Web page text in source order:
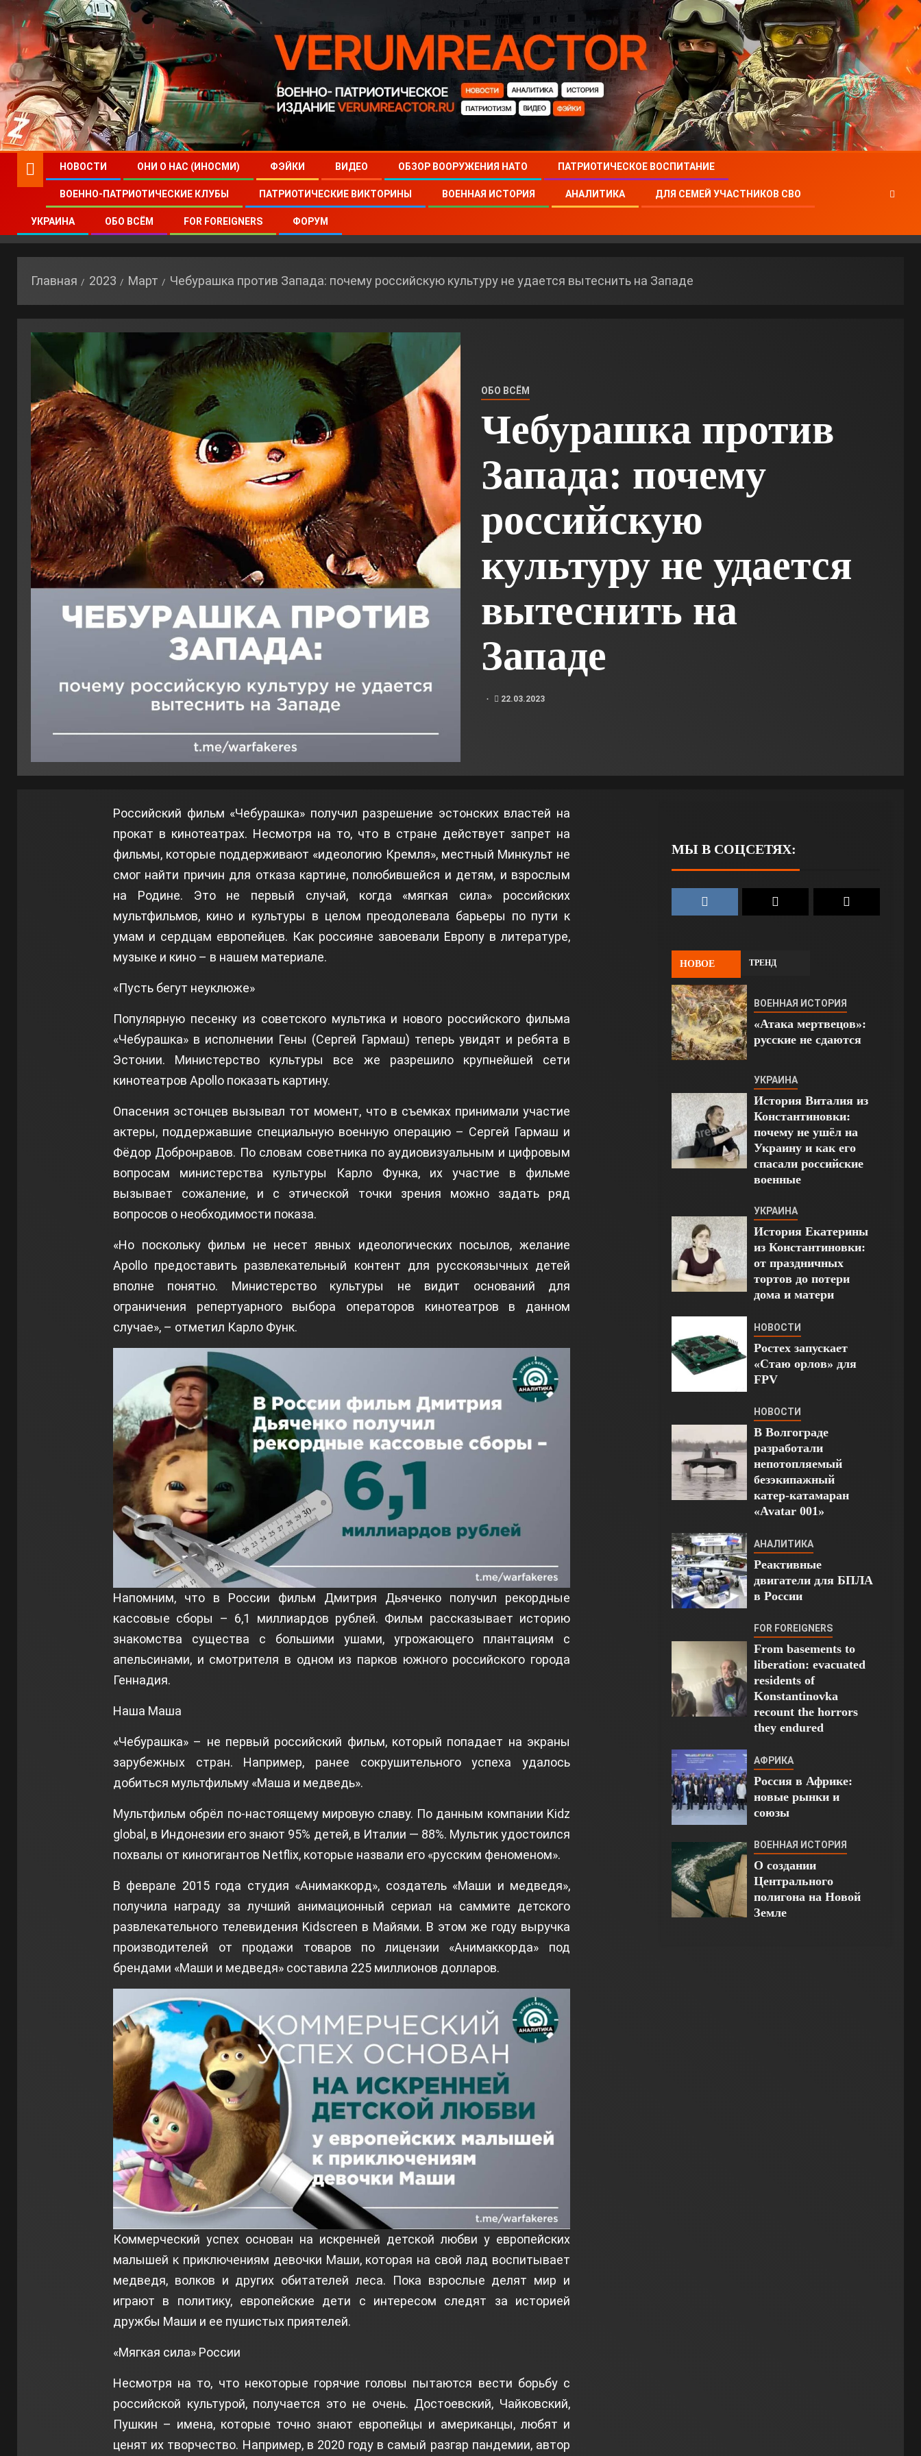
НОВОСТИ ОНИ О НАС (ИНОСМИ) ФЭЙКИ ВИДЕО ОБЗОР ВООРУЖЕНИЯ НАТО ПАТРИОТИЧЕСКОЕ ВОСПИТАНИЕ
ВОЕННО-ПАТРИОТИЧЕСКИЕ КЛУБЫ ПАТРИОТИЧЕСКИЕ ВИКТОРИНЫ ВОЕННАЯ ИСТОРИЯ АНАЛИТИКА ДЛЯ СЕМЕЙ УЧАСТНИКОВ СВО
УКРАИНА ОБО ВСЁМ FOR FOREIGNERS ФОРУМ
Главная 2023 Март Чебурашка против Запада: почему российскую культуру не удается вытеснить на Западе
ОБО ВСЁМ
Чебурашка против
Запада: почему
российскую
культуру не удается
вытеснить на
Западе
22.03.2023
Российский фильм «Чебурашка» получил разрешение эстонских властей на
прокат в кинотеатрах. Несмотря на то, что в стране действует запрет на
фильмы, которые поддерживают «идеологию Кремля», местный Минкульт не
смог найти причин для отказа картине, полюбившейся и детям, и взрослым
на Родине. Это не первый случай, когда «мягкая сила» российских
мультфильмов, кино и культуры в целом преодолевала барьеры по пути к
умам и сердцам европейцев. Как россияне завоевали Европу в литературе,
музыке и кино – в нашем материале.
«Пусть бегут неуклюже»
Популярную песенку из советского мультика и нового российского фильма
«Чебурашка» в исполнении Гены (Сергей Гармаш) теперь увидят и ребята в
Эстонии. Министерство культуры все же разрешило крупнейшей сети
кинотеатров Apollo показать картину.
Опасения эстонцев вызывал тот момент, что в съемках принимали участие
актеры, поддержавшие специальную военную операцию – Сергей Гармаш и
Фёдор Добронравов. По словам советника по аудиовизуальным и цифровым
вопросам министерства культуры Карло Функа, их участие в фильме
вызывает сожаление, и с этической точки зрения можно задать ряд
вопросов о необходимости показа.
«Но поскольку фильм не несет явных идеологических посылов, желание
Apollo предоставить развлекательный контент для русскоязычных детей
вполне понятно. Министерство культуры не видит оснований для
ограничения репертуарного выбора операторов кинотеатров в данном
случае», – отметил Карло Функ.
Напомним, что в России фильм Дмитрия Дьяченко получил рекордные
кассовые сборы – 6,1 миллиардов рублей. Фильм рассказывает историю
знакомства существа с большими ушами, угрожающего плантациям с
апельсинами, и смотрителя в одном из парков южного российского города
Геннадия.
Наша Маша
«Чебурашка» – не первый российский фильм, который попадает на экраны
зарубежных стран. Например, ранее сокрушительного успеха удалось
добиться мультфильму «Маша и медведь».
Мультфильм обрёл по-настоящему мировую славу. По данным компании Kidz
global, в Индонезии его знают 95% детей, в Италии — 88%. Мультик удостоился
похвалы от киногигантов Netflix, которые назвали его «русским феноменом».
В феврале 2015 года студия «Анимаккорд», создатель «Маши и медведя»,
получила награду за лучший анимационный сериал на саммите детского
развлекательного телевидения Kidscreen в Майями. В этом же году выручка
производителей от продажи товаров по лицензии «Анимаккорда» под
брендами «Маши и медведя» составила 225 миллионов долларов.
Коммерческий успех основан на искренней детской любви у европейских
малышей к приключениям девочки Маши, которая на свой лад воспитывает
медведя, волков и других обитателей леса. Пока взрослые делят мир и
играют в политику, европейские дети с интересом следят за историей
дружбы Маши и ее пушистых приятелей.
«Мягкая сила» России
Несмотря на то, что некоторые горячие головы пытаются вести борьбу с
российской культурой, получается это не очень. Достоевский, Чайковский,
Пушкин – имена, которые точно знают европейцы и американцы, любят и
ценят их творчество. Например, в 2020 году в самый разгар пандемии, автор
МЫ В СОЦСЕТЯХ:
НОВОЕ ТРЕНД
ВОЕННАЯ ИСТОРИЯ
«Атака мертвецов»:
русские не сдаются
УКРАИНА
История Виталия из
Константиновки:
почему не ушёл на
Украину и как его
спасали российские
военные
УКРАИНА
История Екатерины
из Константиновки:
от праздничных
тортов до потери
дома и матери
НОВОСТИ
Ростех запускает
«Стаю орлов» для
FPV
НОВОСТИ
В Волгограде
разработали
непотопляемый
безэкипажный
катер-катамаран
«Avatar 001»
АНАЛИТИКА
Реактивные
двигатели для БПЛА
в России
FOR FOREIGNERS
From basements to
liberation: evacuated
residents of
Konstantinovka
recount the horrors
they endured
АФРИКА
Россия в Африке:
новые рынки и
союзы
ВОЕННАЯ ИСТОРИЯ
О создании
Центрального
полигона на Новой
Земле